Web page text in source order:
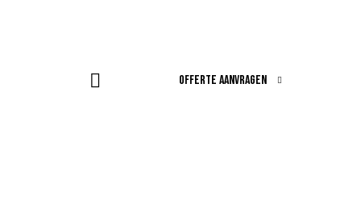
OFFERTE AANVRAGEN